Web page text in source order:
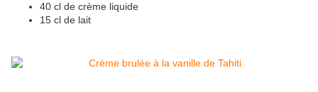
40 cl de crème liquide
15 cl de lait